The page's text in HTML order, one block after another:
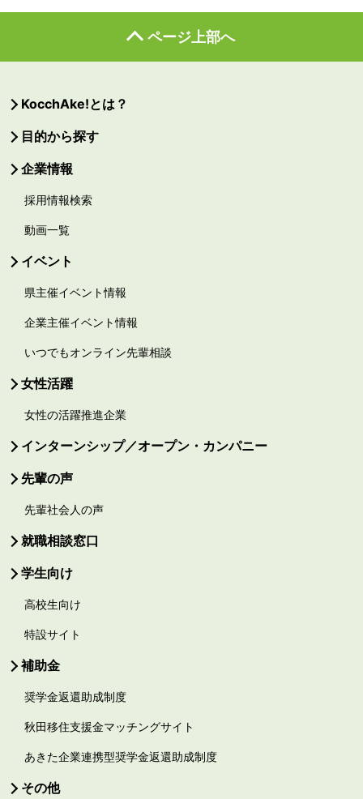
ページ上部へ
KocchAke!とは？
目的から探す
企業情報
採用情報検索
動画一覧
イベント
県主催イベント情報
企業主催イベント情報
いつでもオンライン先輩相談
女性活躍
女性の活躍推進企業
インターンシップ／オープン・カンパニー
先輩の声
先輩社会人の声
就職相談窓口
学生向け
高校生向け
特設サイト
補助金
奨学金返還助成制度
秋田移住支援金マッチングサイト
あきた企業連携型奨学金返還助成制度
その他